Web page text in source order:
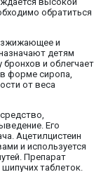
обратиться
и
детям
и облегчает
форме сиропа,
от веса
Его
Ацетилцистеин
и используется
Препарат
таблеток.